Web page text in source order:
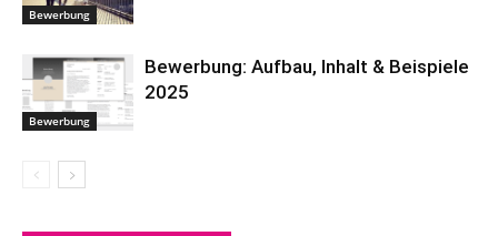
Bewerbung
Bewerbung
Bewerbung: Aufbau, Inhalt & Beispiele
2025